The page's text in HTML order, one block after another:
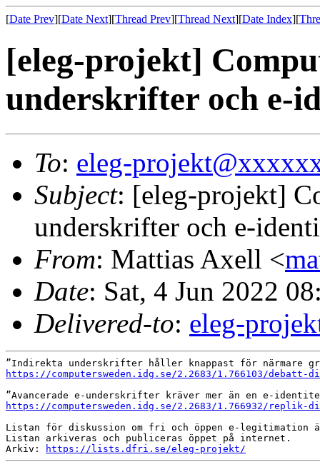
[Date Prev][Date Next][Thread Prev][Thread Next][Date Index][
[eleg-projekt]
underskrifter och e-
To: eleg-
Subject: [eleg-projekt]
underskrifter och e-
From: Mattias Axell <
Date: Sat, 4 Jun 2022
Delivered-to: eleg-
https://computersweden.idg.se/2.2683/1.766103/
https://computersweden.idg.se/2.2683/1.766932/
Listan för diskussion om fri och öppen e-legitimation
Listan arkiveras och publiceras öppet på internet.
Arkiv:
https://lists.dfri.se/eleg-projekt/